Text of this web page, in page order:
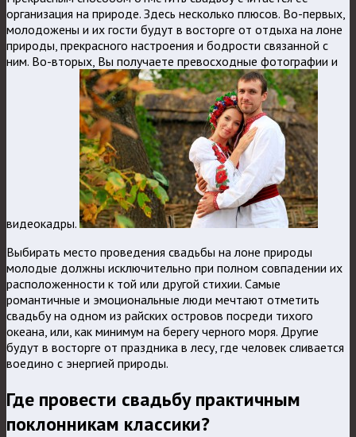
организация на природе. Здесь несколько плюсов. Во-первых,
молодожены и их гости будут в восторге от отдыха на лоне
природы, прекрасного настроения и бодрости связанной с
ним. Во-вторых, Вы получаете превосходные фотографии и
видеокадры.
Выбирать место проведения свадьбы на лоне природы
молодые должны исключительно при полном совпадении их
расположенности к той или другой стихии. Самые
романтичные и эмоциональные люди мечтают отметить
свадьбу на одном из райских островов посреди тихого
океана, или, как минимум на берегу черного моря. Другие
будут в восторге от праздника в лесу, где человек сливается
воедино с энергией природы.
Где провести свадьбу практичным
поклонникам классики?